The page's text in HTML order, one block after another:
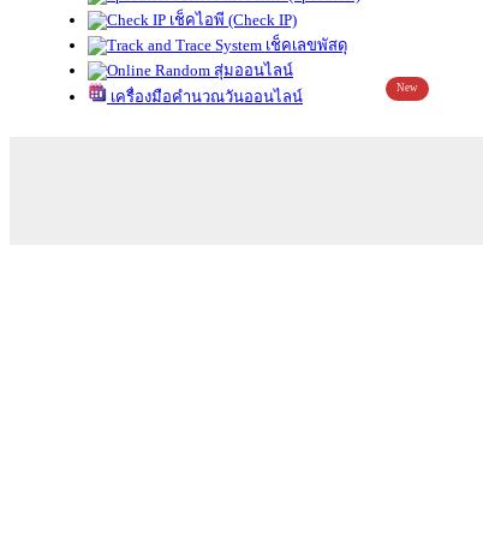
เช็คไอพี (Check IP)
เช็คเลขพัสดุ
สุ่มออนไลน์
เครื่องมือคำนวณวันออนไลน์
New